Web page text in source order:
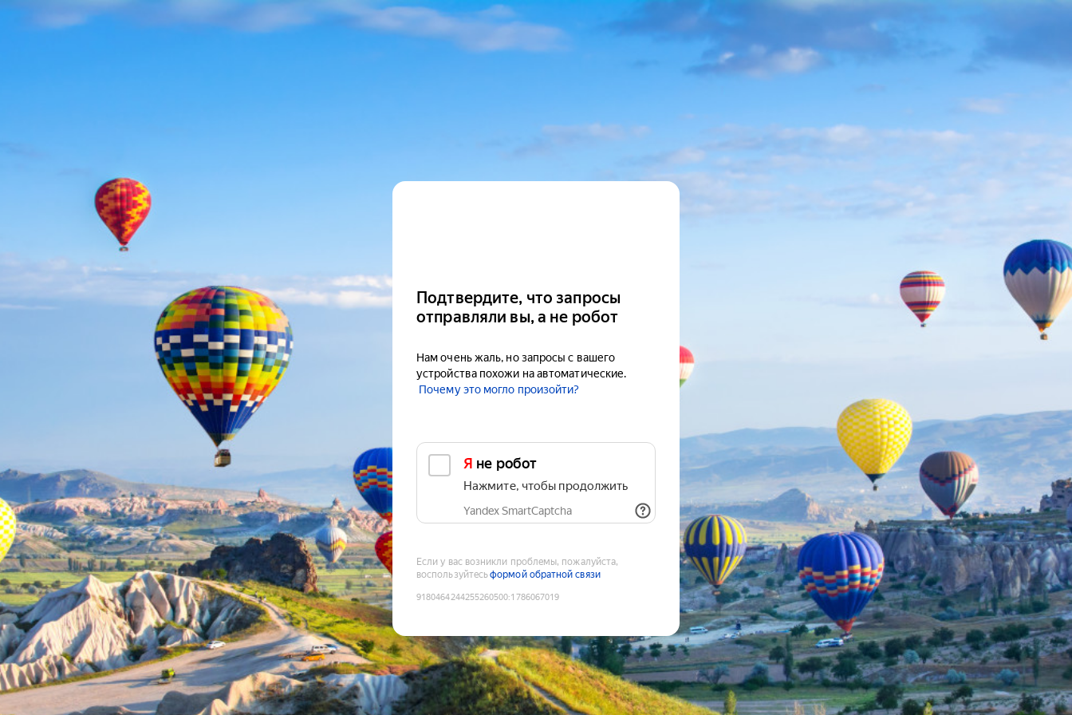
Подтвердите, что запросы
отправляли вы, а не робот
Нам очень жаль, но запросы с вашего
устройства похожи на автоматические.
Почему это могло произойти?
Я не робот
Нажмите, чтобы продолжить
Yandex SmartCaptcha
Если у вас возникли проблемы, пожалуйста,
воспользуйтесьформой обратной связи
9180464244255260500:1786067019